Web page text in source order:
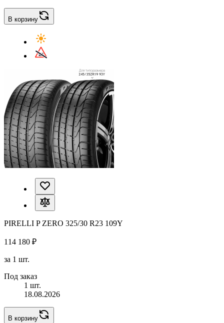
В корзину
PIRELLI P ZERO 325/30 R23 109Y
114 180 ₽
за 1 шт.
Под заказ
1 шт.
18.08.2026
В корзину